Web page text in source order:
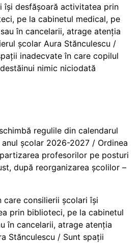
își desfășoară activitatea prin
pe la cabinetul medical, pe
în cancelarii, atrage atenția
școlar Aura Stănculescu /
inadecvate în care copilul
nimic niciodată
regulile din calendarul
școlar 2026-2027 / Ordinea
profesorilor pe posturi
după reorganizarea școlilor –
care consilierii școlari își
prin biblioteci, pe la cabinetul
în cancelarii, atrage atenția
Stănculescu / Sunt spații